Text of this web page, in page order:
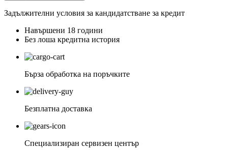
Задължителни условия за кандидатстване за кредит
Навършени 18 години
Без лоша кредитна история
Бърза обработка на поръчките
Безплатна доставка
Специализиран сервизен център